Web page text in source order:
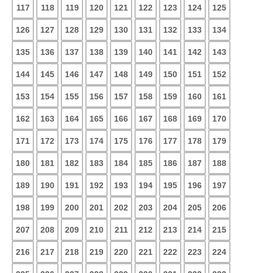
117 118 119 120 121 122 123 124 125
126 127 128 129 130 131 132 133 134
135 136 137 138 139 140 141 142 143
144 145 146 147 148 149 150 151 152
153 154 155 156 157 158 159 160 161
162 163 164 165 166 167 168 169 170
171 172 173 174 175 176 177 178 179
180 181 182 183 184 185 186 187 188
189 190 191 192 193 194 195 196 197
198 199 200 201 202 203 204 205 206
207 208 209 210 211 212 213 214 215
216 217 218 219 220 221 222 223 224